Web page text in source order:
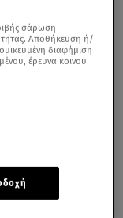
σάρωση
Αποθήκευση ή/
διαφήμιση
έρευνα κοινού